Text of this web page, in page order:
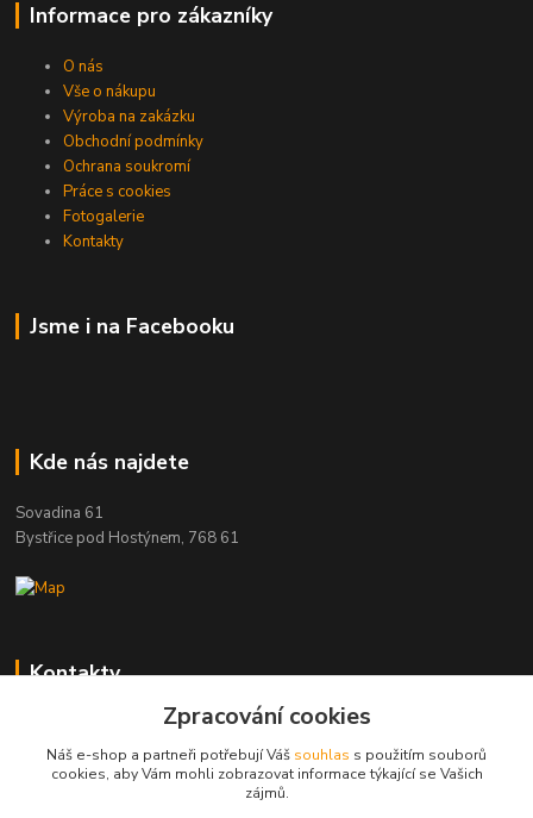
Informace pro zákazníky
O nás
Vše o nákupu
Výroba na zakázku
Obchodní podmínky
Ochrana soukromí
Práce s cookies
Fotogalerie
Kontakty
Jsme i na Facebooku
Kde nás najdete
Sovadina 61
Bystřice pod Hostýnem, 768 61
Kontakty
DŘEVOPRODUKT BEDNAŘÍK s.r.o.
+420 739 454 600
(Po-Pá, 7-15 hod.)
Zpracování cookies
Náš e-shop a partneři potřebují Váš souhlas s použitím souborů
cookies, aby Vám mohli zobrazovat informace týkající se Vašich
zájmů.